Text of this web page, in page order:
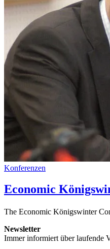
Konferenzen
Economic
The Economic Königswinter
Newsletter
Immer informiert über laufende